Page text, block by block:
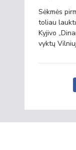
Sėkmės
toliau
Kyjivo
vyktų